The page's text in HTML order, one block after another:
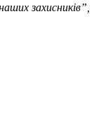
захисників”,